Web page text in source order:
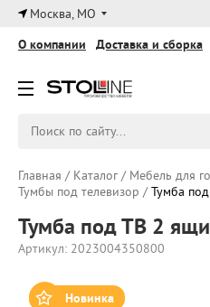
Москва, МО
О компании Доставка и сборка
Главная / Каталог/ Мебель для
Тумбы под телевизор /Тумба
Тумба под ТВ 2
Артикул: 2023004350800
Новинка